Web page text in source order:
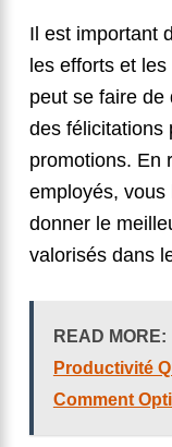
Il est important
les efforts et
peut se faire de
des félicitations
promotions. En
employés,
donner le
valorisés dans
READ MORE:
Productivité
Comment